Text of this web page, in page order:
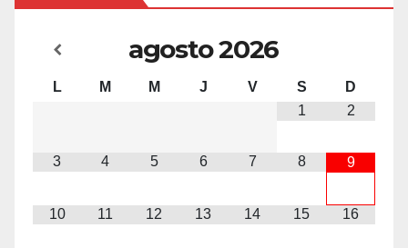
agosto2026
L M M J V S
D
1
2
3 4 5 6 7 8 9
10 11 12 13 14 15 16